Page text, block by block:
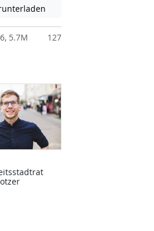
nicht barrierefreie Inhalte!
enthält unter Umständen nicht
5.7M 127